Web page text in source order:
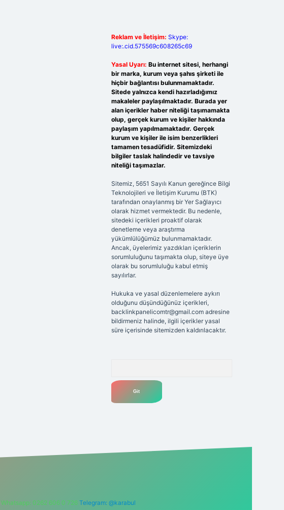
Reklam ve İletişim: Skype:
live:.cid.575569c608265c69
Yasal Uyarı: Bu internet sitesi, herhangi
bir marka, kurum veya şahıs şirketi ile
hiçbir bağlantısı bulunmamaktadır.
Sitede yalnızca kendi hazırladığımız
makaleler paylaşılmaktadır. Burada yer
alan içerikler haber niteliği taşımamakta
olup, gerçek kurum ve kişiler hakkında
paylaşım yapılmamaktadır. Gerçek
kurum ve kişiler ile isim benzerlikleri
tamamen tesadüfidir. Sitemizdeki
bilgiler taslak halindedir ve tavsiye
niteliği taşımazlar.
Sitemiz, 5651 Sayılı Kanun gereğince Bilgi
Teknolojileri ve İletişim Kurumu (BTK)
tarafından onaylanmış bir Yer Sağlayıcı
olarak hizmet vermektedir. Bu nedenle,
sitedeki içerikleri proaktif olarak
denetleme veya araştırma
yükümlülüğümüz bulunmamaktadır.
Ancak, üyelerimiz yazdıkları içeriklerin
sorumluluğunu taşımakta olup, siteye üye
olarak bu sorumluluğu kabul etmiş
sayılırlar.
Hukuka ve yasal düzenlemelere aykırı
olduğunu düşündüğünüz içerikleri,
backlinkpanelicomtr@gmail.comadresine
bildirmeniz halinde, ilgili içerikler yasal
süre içerisinde sitemizden kaldırılacaktır.
Whatsapp: 0262 606 0 726 Telegram: @karabul